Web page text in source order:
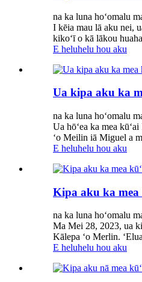
na ka luna hoʻomalu
I kēia mau lā aku nei,
kikoʻī o kā lākou
E heluhelu hou aku
Ua kipa aku ka
na ka luna hoʻomalu
Ua hōʻea ka mea
ʻo Meilin iā Miguel a
E heluhelu hou aku
Kipa aku ka
na ka luna hoʻomalu
Ma Mei 28, 2023, ua
Kālepa ʻo Merlin.
E heluhelu hou aku